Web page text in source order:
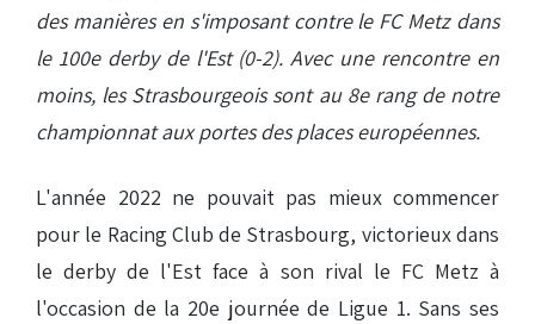
des manières en s'imposant contre le FC Metz dans
le 100e derby de l'Est (0-2). Avec une rencontre en
moins, les Strasbourgeois sont au 8e rang de notre
championnat aux portes des places européennes.
L'année 2022 ne pouvait pas mieux commencer
pour le Racing Club de Strasbourg, victorieux dans
le derby de l'Est face à son rival le FC Metz à
l'occasion de la 20e journée de Ligue 1. Sans ses